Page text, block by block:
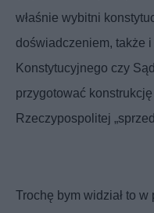
właśnie wybitni
doświadczeniem, także
Konstytucyjnego czy
przygotować
Rzeczypospolitej
Trochę bym widział to